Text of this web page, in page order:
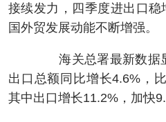
人才在线 天涯企服
接续发力，四季度进出口
国外贸发展动能不断增强。
海关总署最新数据显
出口总额同比增长4.6%，
其中出口增长11.2%，加快